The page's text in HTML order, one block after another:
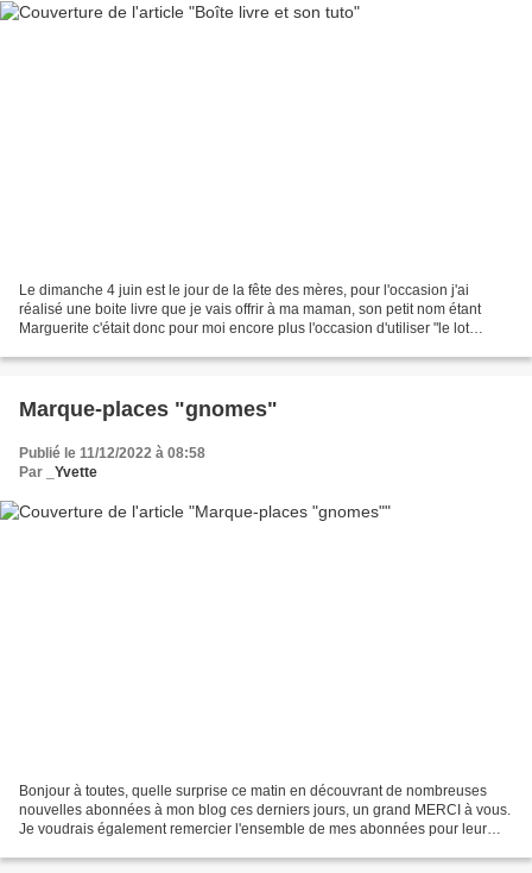
Le dimanche 4 juin est le jour de la fête des mères, pour l'occasion j'ai
réalisé une boite livre que je vais offrir à ma maman, son petit nom étant
Marguerite c'était donc pour moi encore plus l'occasion d'utiliser "le lot
Marque-places "gnomes"
Publié le 11/12/2022 à 08:58
Par
_Yvette
Bonjour à toutes, quelle surprise ce matin en découvrant de nombreuses
nouvelles abonnées à mon blog ces derniers jours, un grand MERCI à vous.
Je voudrais également remercier l'ensemble de mes abonnées pour leur